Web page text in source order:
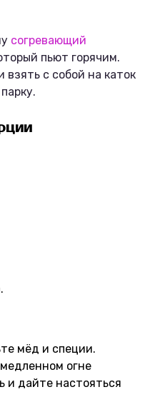
согревающий
пьют горячим.
с собой на каток
мёд и специи.
огне
и дайте настояться